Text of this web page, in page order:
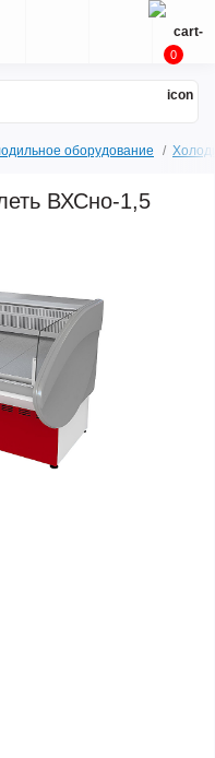
0
оборудование
ВХСно-1,5